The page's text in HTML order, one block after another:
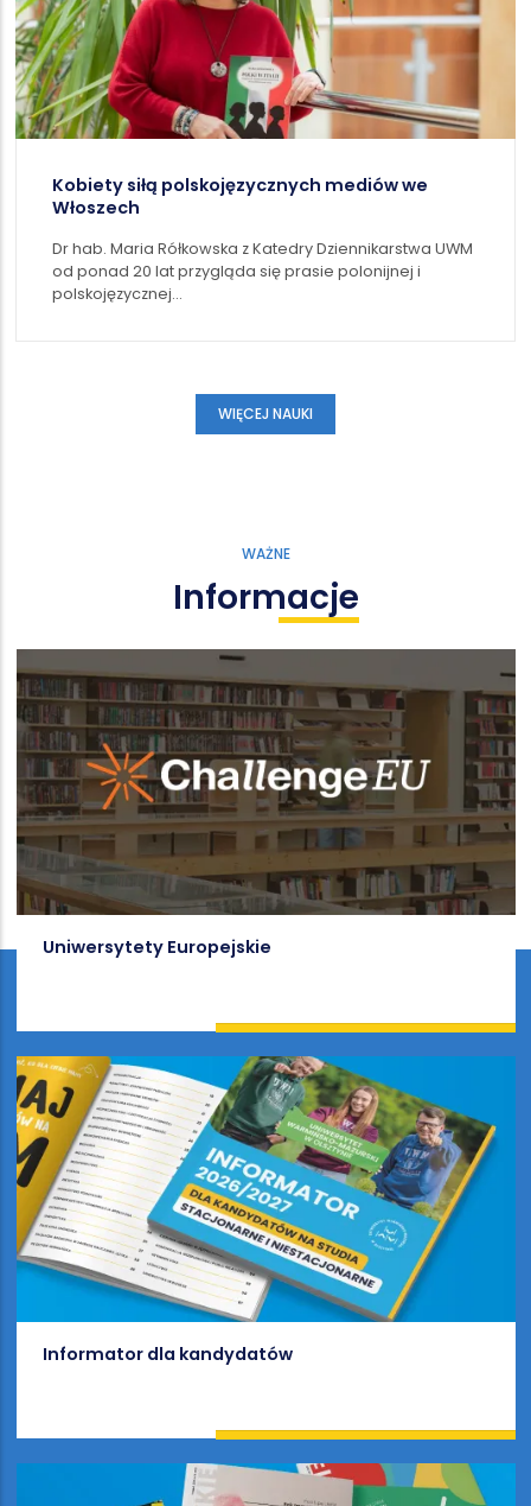
Kobiety siłą polskojęzycznych mediów we
Włoszech
Dr hab. Maria Rółkowska z Katedry Dziennikarstwa UWM
od ponad 20 lat przygląda się prasie polonijnej i
polskojęzycznej…
WIĘCEJ NAUKI
WAŻNE
Informacje
Uniwersytety Europejskie
Informator dla kandydatów